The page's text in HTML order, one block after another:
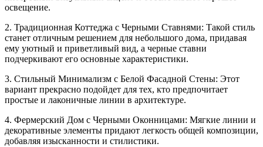
освещение.
2. Традиционная Коттеджа с Черными Ставнями: Такой стиль
станет отличным решением для небольшого дома, придавая
ему уютный и приветливый вид, а черные ставни
подчеркивают его основные характеристики.
3. Стильный Минимализм с Белой Фасадной Стены: Этот
вариант прекрасно подойдет для тех, кто предпочитает
простые и лаконичные линии в архитектуре.
4. Фермерский Дом с Черными Оконницами: Мягкие линии и
декоративные элементы придают легкость общей композиции,
добавляя изысканности и стилистики.